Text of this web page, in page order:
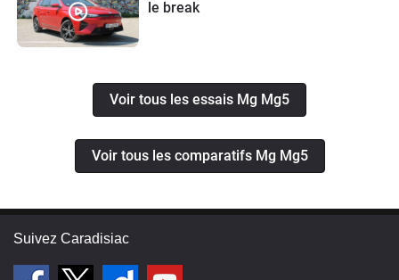
le break
Voir tous les essais Mg Mg5
Voir tous les comparatifs Mg Mg5
Suivez Caradisiac